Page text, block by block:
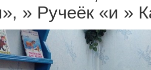
» Ручеёк «и »